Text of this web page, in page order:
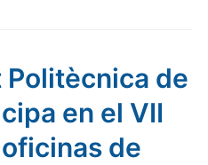
de
en el VII
de